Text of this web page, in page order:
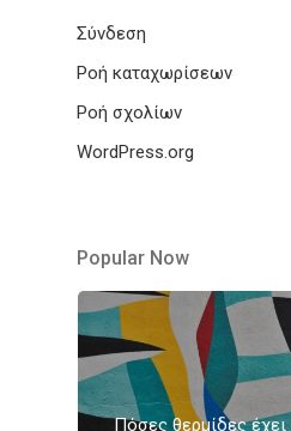
Σύνδεση
Ροή καταχωρίσεων
Ροή σχολίων
WordPress.org
Popular Now
Πόσες θερμίδες